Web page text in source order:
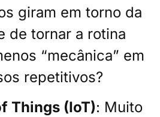
giram em torno da
de tornar a rotina
“mecânica” em
repetitivos?
Things (IoT): Muito